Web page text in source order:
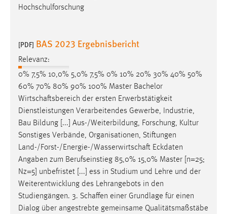
Hochschulforschung
[PDF] BAS 2023 Ergebnisbericht
Relevanz:
0% 7,5% 10,0% 5,0% 7,5% 0% 10% 20% 30% 40% 50%
60% 70% 80% 90% 100% Master Bachelor
Wirtschaftsbereich der ersten Erwerbstätigkeit
Dienstleistungen Verarbeitendes Gewerbe, Industrie,
Bau Bildung [...] Aus-/Weiterbildung, Forschung, Kultur
Sonstiges Verbände, Organisationen, Stiftungen
Land-/Forst-/Energie-/Wasserwirtschaft Eckdaten
Angaben zum Berufseinstieg 85,0% 15,0% Master [n=25;
Nz=5] unbefristet [...] ess in Studium und Lehre und der
Weiterentwicklung des Lehrangebots in den
Studiengängen. 3. Schaffen einer Grundlage für einen
Dialog über angestrebte gemeinsame Qualitätsmaßstäbe